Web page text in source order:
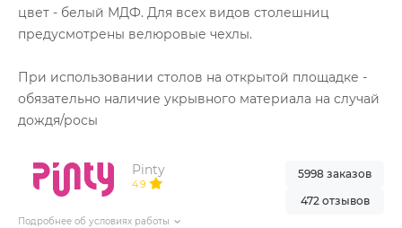
цвет - белый МДФ. Для всех видов столешниц
предусмотрены велюровые чехлы.
При использовании столов на открытой площадке -
обязательно наличие укрывного материала на случай
дождя/росы
Pinty
4.9
Подробнее об условиях работы
5998 заказов
472 отзывов